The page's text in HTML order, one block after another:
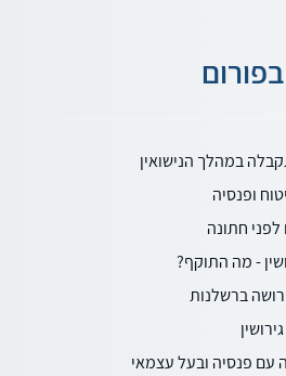
במהלך הנישואין
ופנסיה
חתונה
- מה התוקף?
ברשלנות
עם פנסיה ובעל עצמאי